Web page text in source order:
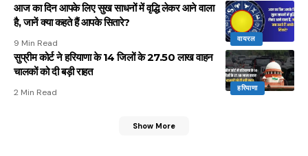
वायरल
आज का दिन आपके लिए सुख साधनों में वृद्धि लेकर आने वाला
है, जानें क्या कहते हैं आपके सितारे?
9 Min Read
हरियाणा
सुप्रीम कोर्ट ने हरियाणा के 14 जिलों के 27.50 लाख वाहन
चालकों को दी बड़ी राहत
2 Min Read
Show More